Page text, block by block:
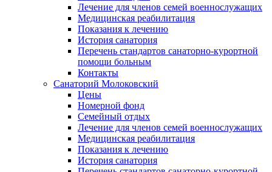
Лечение для членов семей военнослужащих
Медицинская реабилитация
Показания к лечению
История санатория
Перечень стандартов санаторно-курортной
помощи больным
Контакты
Санаторий Молоковский
Цены
Номерной фонд
Семейный отдых
Лечение для членов семей военнослужащих
Медицинская реабилитация
Показания к лечению
История санатория